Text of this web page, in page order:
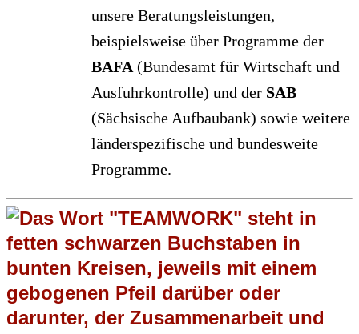
unsere Beratungsleistungen,
beispielsweise über Programme der
BAFA (Bundesamt für Wirtschaft und
Ausfuhrkontrolle) und der SAB
(Sächsische Aufbaubank) sowie weitere
länderspezifische und bundesweite
Programme.